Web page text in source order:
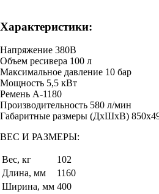
Характеристики:
Напряжение 380В
Объем ресивера 100 л
Максимальное давление 10 бар
Мощность 5,5 кВт
Ремень А-1180
Производительность 580 л/мин
Габаритные размеры (ДхШхВ)
ВЕС И РАЗМЕРЫ:
Вес, кг
102
Длина, мм
1160
Ширина, мм 400